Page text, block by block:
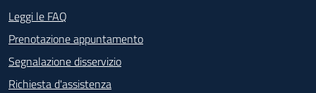
Footer - Contatti
Leggi le FAQ
Prenotazione appuntamento
Segnalazione disservizio
Richiesta d'assistenza